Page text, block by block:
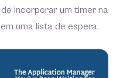
incorporar um timer na
uma lista de espera.